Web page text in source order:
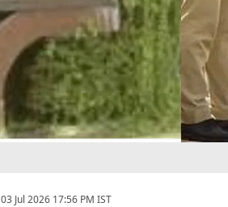
03 Jul 2026 17:56 PM IST